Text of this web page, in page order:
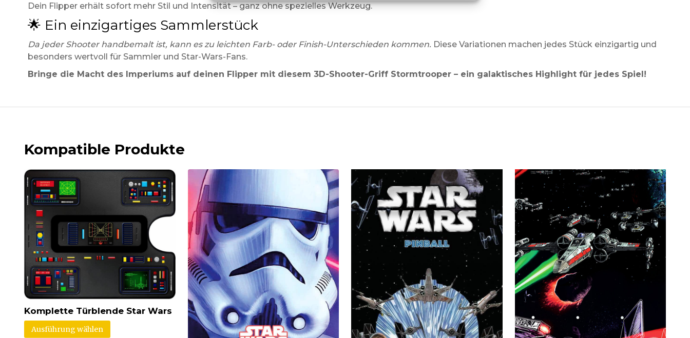
Dein Flipper erhält sofort mehr Stil und Intensität – ganz ohne spezielles Werkzeug.
🌟 Ein einzigartiges Sammlerstück
Da jeder Shooter handbemalt ist, kann es zu leichten Farb- oder Finish-Unterschieden kommen. Diese Variationen machen jedes Stück einzigartig und
besonders wertvoll für Sammler und Star-Wars-Fans.
Bringe die Macht des Imperiums auf deinen Flipper mit diesem 3D-Shooter-Griff Stormtrooper – ein galaktisches Highlight für jedes Spiel!
Kompatible Produkte
Komplette Türblende Star Wars
Ausführung wählen